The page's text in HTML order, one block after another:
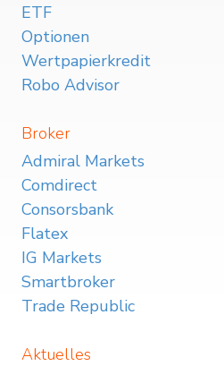
ETF
Optionen
Wertpapierkredit
Robo Advisor
Broker
Admiral Markets
Comdirect
Consorsbank
Flatex
IG Markets
Smartbroker
Trade Republic
Aktuelles